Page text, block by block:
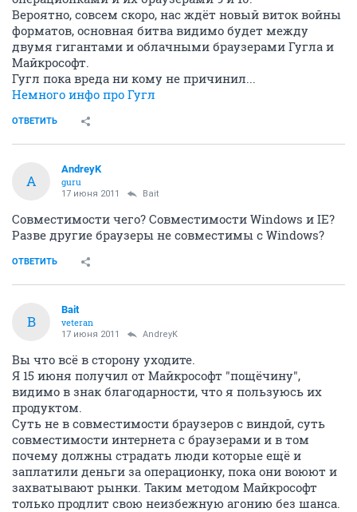
Вероятно, совсем скоро, нас ждёт новый виток войны
форматов, основная битва видимо будет между
двумя гигантами и облачными браузерами Гугла и
Майкрософт.
Гугл пока вреда ни кому не причинил...
Немного инфо про Гугл
ОТВЕТИТЬ
A
AndreyK
guru
17 июня 2011 Bait
Совместимости чего? Совместимости Windows и IE?
Разве другие браузеры не совместимы с Windows?
ОТВЕТИТЬ
B
Bait
veteran
17 июня 2011 AndreyK
Вы что всё в сторону уходите.
Я 15 июня получил от Майкрософт "пощёчину",
видимо в знак благодарности, что я пользуюсь их
продуктом.
Суть не в совместимости браузеров с виндой, суть
совместимости интернета с браузерами и в том
почему должны страдать люди которые ещё и
заплатили деньги за операционку, пока они воюют и
захватывают рынки. Таким методом Майкрософт
только продлит свою неизбежную агонию без шанса.